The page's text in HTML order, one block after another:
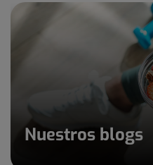
Nuestros blogs